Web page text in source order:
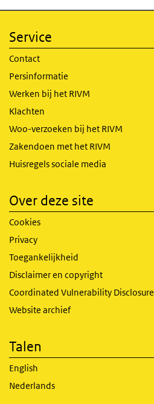
Service
Contact
Persinformatie
Werken bij het RIVM
Klachten
Woo-verzoeken bij het RIVM
Zakendoen met het RIVM
Huisregels sociale media
Over deze site
Cookies
Privacy
Toegankelijkheid
Disclaimer en copyright
Coordinated Vulnerability Disclosure
Website archief
Talen
English
Nederlands